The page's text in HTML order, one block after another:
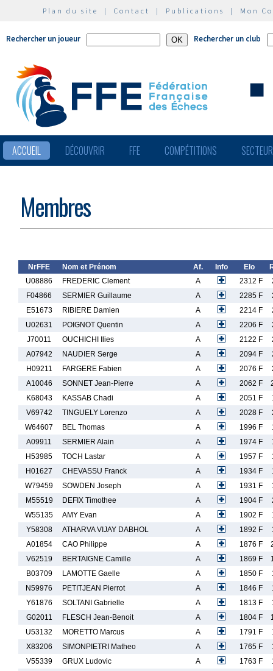
Plan du site | Contact | Publications | Mon
Rechercher un joueur Rechercher un club
ACCUEIL DÉCOUVRIR FFE COMPÉTITIONS
Membres
NrFFE Nom et Prénom Af. Info Elo
U08886
FREDERIC Clement A 2312 F
F04866
SERMIER Guillaume A 2285 F
E51673
RIBIERE Damien A 2214 F
U02631
POIGNOT Quentin A 2206 F
J70011
OUCHICHI Ilies A 2122 F
A07942
NAUDIER Serge A 2094 F
H09211
FARGERE Fabien A 2076 F
A10046
SONNET Jean-Pierre A 2062 F
K68043
KASSAB Chadi A 2051 F
V69742
TINGUELY Lorenzo A 2028 F
W64607
BEL Thomas A 1996 F
A09911
SERMIER Alain A 1974 F
H53985
TOCH Lastar A 1957 F
H01627
CHEVASSU Franck A 1934 F
W79459
SOWDEN Joseph A 1931 F
M55519
DEFIX Timothee A 1904 F
W55135
AMY Evan A 1902 F
Y58308
ATHARVA VIJAY DABHOL A 1892 F
A01854
CAO Philippe A 1876 F
V62519
BERTAIGNE Camille A 1869 F
B03709
LAMOTTE Gaelle A 1850 F
N59976
PETITJEAN Pierrot A 1846 F
Y61876
SOLTANI Gabrielle A 1813 F
G02011
FLESCH Jean-Benoit A 1804 F
U53132
MORETTO Marcus A 1791 F
X83206
SIMONPIETRI Matheo A 1765 F
V55339
GRUX Ludovic A 1763 F